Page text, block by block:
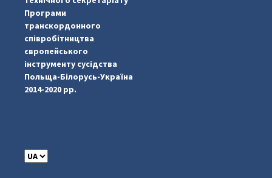
Програми
транскордонного
співробітництва
європейського
інструменту сусідства
Польща-Білорусь-Україна
2014-2020 рр.
C